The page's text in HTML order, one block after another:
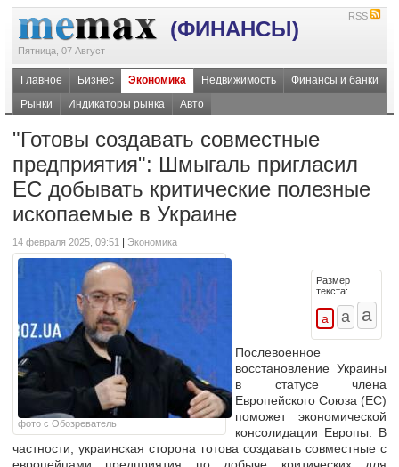
(ФИНАНСЫ)
Пятница, 07 Август
RSS
Главное Бизнес Экономика Недвижимость
Финансы и банки
Рынки
Индикаторы рынка Авто
"Готовы создавать совместные
предприятия": Шмыгаль пригласил
ЕС добывать критические полезные
ископаемые в Украине
14 февраля 2025, 09:51 Экономика
фото с Обозреватель
Размер
текста:
Послевоенное
восстановление Украины
в статусе члена
Европейского Союза (ЕС)
поможет экономической
консолидации Европы. В
частности, украинская сторона готова создавать совместные с